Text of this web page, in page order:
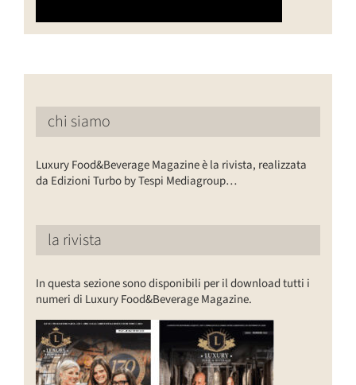
chi siamo
Luxury Food&Beverage Magazine è la rivista, realizzata
da Edizioni Turbo by Tespi Mediagroup…
la rivista
In questa sezione sono disponibili per il download tutti i
numeri di Luxury Food&Beverage Magazine.